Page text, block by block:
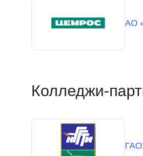
АО
Колледжи-